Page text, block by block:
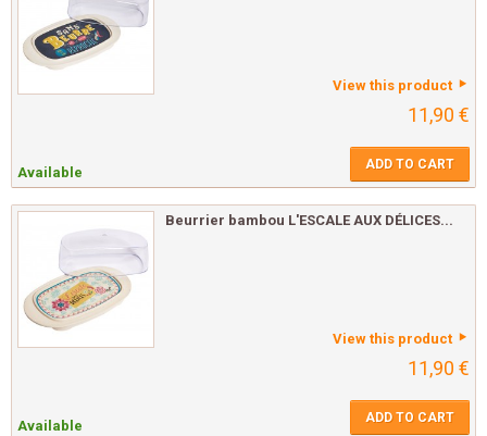
View this product
11,90 €
Available ADD TO CART
Beurrier bambou L'ESCALE AUX DÉLICES...
View this product
11,90 €
Available ADD TO CART